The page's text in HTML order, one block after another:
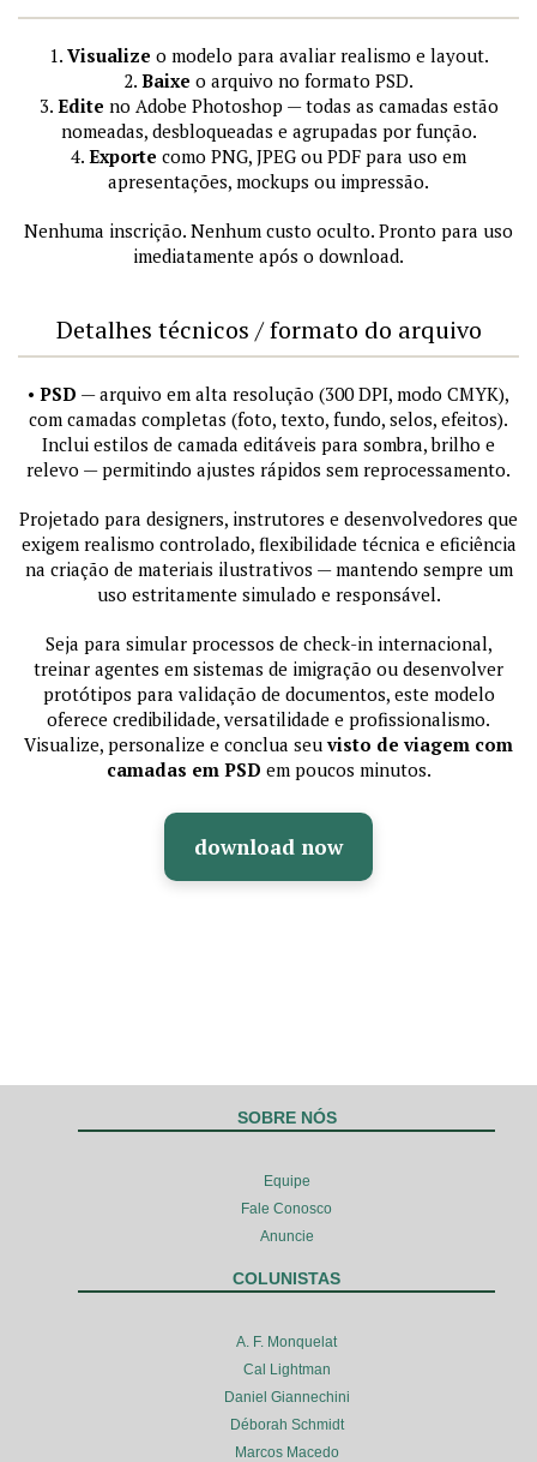
1. Visualize o modelo para avaliar realismo e layout.
2. Baixe o arquivo no formato PSD.
3. Edite no Adobe Photoshop — todas as camadas estão
nomeadas, desbloqueadas e agrupadas por função.
4. Exporte como PNG, JPEG ou PDF para uso em
apresentações, mockups ou impressão.
Nenhuma inscrição. Nenhum custo oculto. Pronto para uso
imediatamente após o download.
Detalhes técnicos / formato do arquivo
• PSD — arquivo em alta resolução (300 DPI, modo CMYK),
com camadas completas (foto, texto, fundo, selos, efeitos).
Inclui estilos de camada editáveis para sombra, brilho e
relevo — permitindo ajustes rápidos sem reprocessamento.
Projetado para designers, instrutores e desenvolvedores que
exigem realismo controlado, flexibilidade técnica e eficiência
na criação de materiais ilustrativos — mantendo sempre um
uso estritamente simulado e responsável.
Seja para simular processos de check-in internacional,
treinar agentes em sistemas de imigração ou desenvolver
protótipos para validação de documentos, este modelo
oferece credibilidade, versatilidade e profissionalismo.
Visualize, personalize e conclua seuvisto de viagem com
camadas em PSD em poucos minutos.
download now
SOBRE NÓS
Equipe
Fale Conosco
Anuncie
COLUNISTAS
A. F. Monquelat
Cal Lightman
Daniel Giannechini
Déborah Schmidt
Marcos Macedo